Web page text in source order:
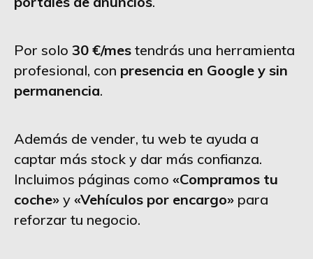
Por solo 30 €/mes tendrás una herramienta
profesional, con presencia en Google y sin
permanencia.
Además de vender, tu web te ayuda a
captar más stock y dar más confianza.
Incluimos páginas como «Compramos tu
coche» y «Vehículos por encargo» para
reforzar tu negocio.